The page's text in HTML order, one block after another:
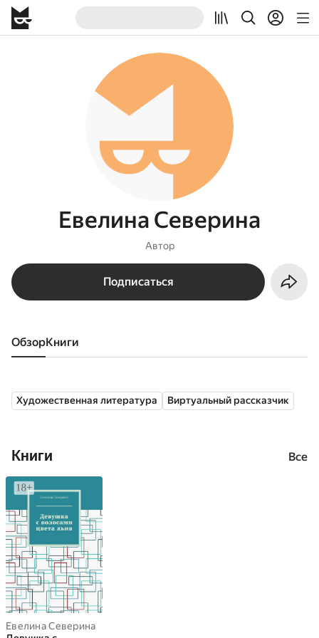
Евелина Северина
Автор
Подписаться
Обзор книги
Художественная литература Виртуальный рассказчик
Книги Все
Евелина Северина